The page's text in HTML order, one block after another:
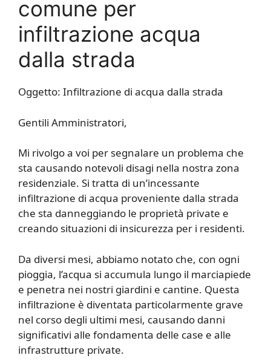
comune per
infiltrazione acqua
dalla strada
Oggetto: Infiltrazione di acqua dalla strada
Gentili Amministratori,
Mi rivolgo a voi per segnalare un problema che
sta causando notevoli disagi nella nostra zona
residenziale. Si tratta di un’incessante
infiltrazione di acqua proveniente dalla strada
che sta danneggiando le proprietà private e
creando situazioni di insicurezza per i residenti.
Da diversi mesi, abbiamo notato che, con ogni
pioggia, l’acqua si accumula lungo il marciapiede
e penetra nei nostri giardini e cantine. Questa
infiltrazione è diventata particolarmente grave
nel corso degli ultimi mesi, causando danni
significativi alle fondamenta delle case e alle
infrastrutture private.